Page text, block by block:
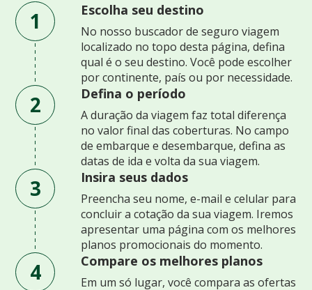
1 Escolha seu destino
No nosso buscador de seguro viagem
localizado no topo desta página, defina
qual é o seu destino. Você pode escolher
por continente, país ou por necessidade.
2 Defina o período
A duração da viagem faz total diferença
no valor final das coberturas. No campo
de embarque e desembarque, defina as
datas de ida e volta da sua viagem.
3 Insira seus dados
Preencha seu nome, e-mail e celular para
concluir a cotação da sua viagem. Iremos
apresentar uma página com os melhores
planos promocionais do momento.
4 Compare os melhores planos
Em um só lugar, você compara as ofertas